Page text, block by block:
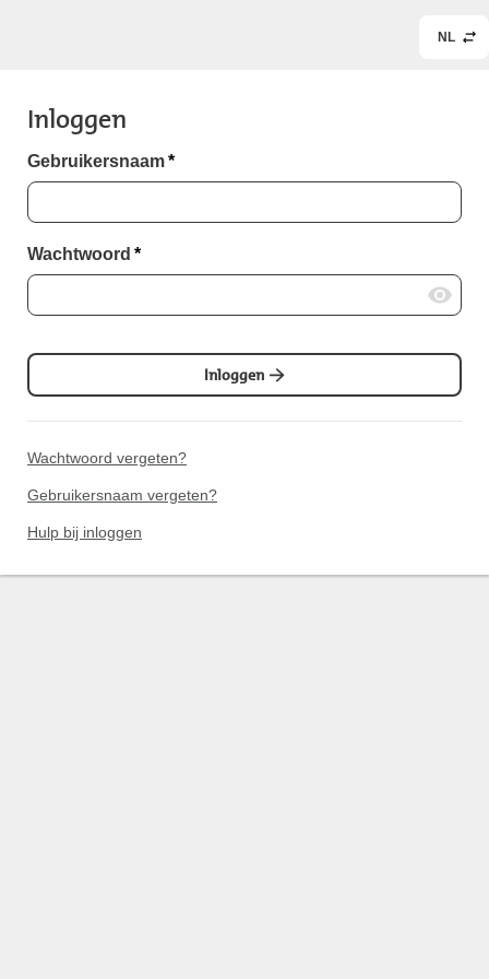
NL
Inloggen
Gebruikersnaam*
Wachtwoord *
Inloggen
Wachtwoord vergeten?
Gebruikersnaam vergeten?
Hulp bij inloggen